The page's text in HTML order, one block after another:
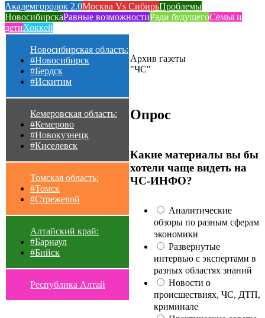
Академгородок 2.0Москва Vs СибирьПроблемы
НовосибирскаРавные возможностиРади будущегоСемья и
детиХоккей
Новосибирская область:
#Новосибирск
#Бердск
#Искитим
Кемеровская область:
#Кемерово
#Новокузнецк
#Киселевск
Томская область:
#Томск
#Стрежевой
Алтайский край:
#Барнаул
#Бийск
Республика Алтай
Архив газеты
"ЧС"
Опрос
Какие материалы вы бы
хотели чаще видеть на
ЧС-ИНФО?
Аналитические
обзоры по разным сферам
экономики
Развернутые
интервью с экспертами в
разных областях знаний
Новости о
происшествиях, ЧС, ДТП,
криминале